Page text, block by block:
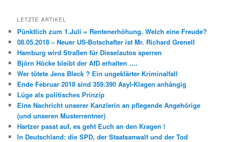
LETZTE ARTIKEL
Pünktlich zum 1.Juli = Rentenerhöhung. Welch eine Freude?
08.05.2018 – Neuer US-Botschafter ist Mr. Richard Grenell
Hamburg wird Straßen für Dieselautos sperren
Björn Höcke bleibt der AfD erhalten ….
Wer tötete Jens Bleck ? Ein ungeklärter Kriminalfall
Ende Februar 2018 sind 359.390 Asyl-Klagen anhängig
Lüge als politisches Prinzip
Eine Nachricht unserer Kanzlerin an pflegende Angehörige
(und unseren Musterrentner)
Hartzer passt auf, es geht Euch an den Kragen !
In Deutschland: die SPD, der Staatsanwalt und der Tod